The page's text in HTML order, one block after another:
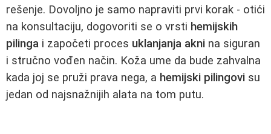
rešenje. Dovoljno je samo napraviti prvi korak - otići
na konsultaciju, dogovoriti se o vrsti hemijskih
pilinga i započeti proces uklanjanja akni na siguran
i stručno vođen način. Koža ume da bude zahvalna
kada joj se pruži prava nega, a hemijski pilingovi su
jedan od najsnažnijih alata na tom putu.